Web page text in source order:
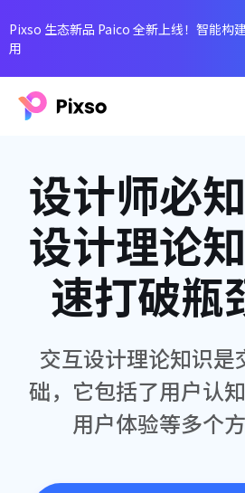
Pixso 生态新品 Paico 全新上线！智能构
用
设计师必
设计理论
速打破瓶
交互设计理论知识是
础，它包括了用户认
用户体验等多个